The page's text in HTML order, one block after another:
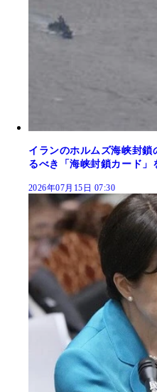
イランのホルムズ海峡封
るべき「海峡封鎖カード」
2026年07月15日 07:30